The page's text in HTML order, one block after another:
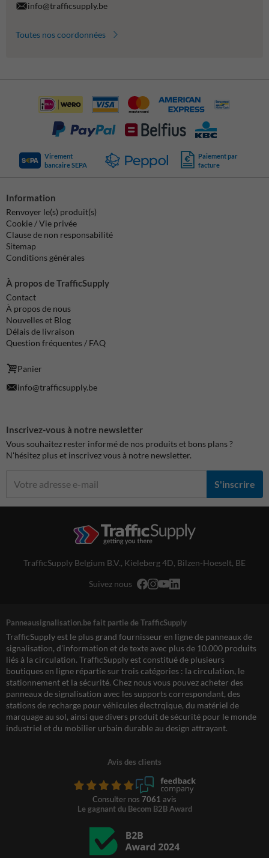
info@trafficsupply.be
Toutes nos coordonnées
Virement
bancaire SEPA
Paiement par
facture
Information
Renvoyer le(s) produit(s)
Cookie / Vie privée
Clause de non responsabilité
Sitemap
Conditions générales
À propos de TrafficSupply
Contact
À propos de nous
Nouvelles et Blog
Délais de livraison
Question fréquentes / FAQ
Panier
info@trafficsupply.be
Inscrivez-vous à notre newsletter
Vous souhaitez rester informé de nos produits et bons plans ?
N'hésitez plus et inscrivez vous à notre newsletter.
S'inscrire
TrafficSupply Belgium B.V., Kieleberg 4D, Bilzen-Hoeselt, BE
Suivez nous
Panneausignalisation.be fait partie de TrafficSupply
TrafficSupply est le plus grand fournisseur en ligne de panneaux de
signalisation, d'information et de texte avec plus de 10.000 produits
liés à la circulation. TrafficSupply est constitué de plusieurs
boutiques en ligne répartie sur trois catégories : la circulation, le
stationnement et la sécurité. Chez nous vous pouvez acheter des
panneaux de signalisation avec les supports correspondant, des
stations de recharge pour véhicules électrqique, du matériel de
marquage au sol, ainsi que divers produit de sécurité pour le monde
industriel et du mobilier urbain durable au design attrayant.
Avis des clients
Consulter nos 7061 avis
Le gagnant du Becom B2B Award